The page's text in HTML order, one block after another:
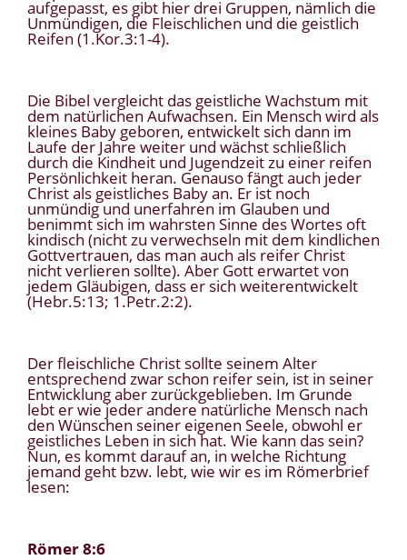
aufgepasst, es gibt hier drei Gruppen, nämlich die
Unmündigen, die Fleischlichen und die geistlich
Reifen (1.Kor.3:1-4).
Die Bibel vergleicht das geistliche Wachstum mit
dem natürlichen Aufwachsen. Ein Mensch wird als
kleines Baby geboren, entwickelt sich dann im
Laufe der Jahre weiter und wächst schließlich
durch die Kindheit und Jugendzeit zu einer reifen
Persönlichkeit heran. Genauso fängt auch jeder
Christ als geistliches Baby an. Er ist noch
unmündig und unerfahren im Glauben und
benimmt sich im wahrsten Sinne des Wortes oft
kindisch (nicht zu verwechseln mit dem kindlichen
Gottvertrauen, das man auch als reifer Christ
nicht verlieren sollte). Aber Gott erwartet von
jedem Gläubigen, dass er sich weiterentwickelt
(Hebr.5:13; 1.Petr.2:2).
Der fleischliche Christ sollte seinem Alter
entsprechend zwar schon reifer sein, ist in seiner
Entwicklung aber zurückgeblieben. Im Grunde
lebt er wie jeder andere natürliche Mensch nach
den Wünschen seiner eigenen Seele, obwohl er
geistliches Leben in sich hat. Wie kann das sein?
Nun, es kommt darauf an, in welche Richtung
jemand geht bzw. lebt, wie wir es im Römerbrief
lesen:
Römer 8:6